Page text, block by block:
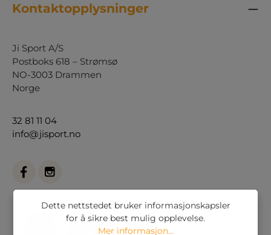
Kontaktopplysninger
Ji Sport A/S
Postboks 618 – Strømsø
NO-3003 Drammen
Norge
32 81 11 04
info@jisport.no
Dette nettstedet bruker informasjonskapsler
for å sikre best mulig opplevelse.
Mer informasjon...